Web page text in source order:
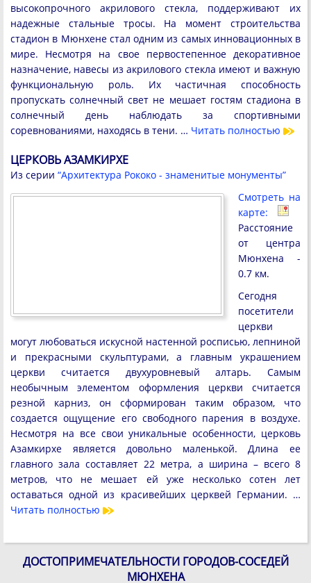
высокопрочного акрилового стекла, поддерживают их
надежные стальные тросы. На момент строительства
стадион в Мюнхене стал одним из самых инновационных в
мире. Несмотря на свое первостепенное декоративное
назначение, навесы из акрилового стекла имеют и важную
функциональную роль. Их частичная способность
пропускать солнечный свет не мешает гостям стадиона в
солнечный день наблюдать за спортивными
соревнованиями, находясь в тени. … Читать полностью
ЦЕРКОВЬ АЗАМКИРХЕ
Из серии “Архитектура Рококо - знаменитые монументы”
Смотреть на
карте:
Расстояние
от центра
Мюнхена -
0.7 км.
Сегодня
посетители
церкви
могут любоваться искусной настенной росписью, лепниной
и прекрасными скульптурами, а главным украшением
церкви считается двухуровневый алтарь. Самым
необычным элементом оформления церкви считается
резной карниз, он сформирован таким образом, что
создается ощущение его свободного парения в воздухе.
Несмотря на все свои уникальные особенности, церковь
Азамкирхе является довольно маленькой. Длина ее
главного зала составляет 22 метра, а ширина – всего 8
метров, что не мешает ей уже несколько сотен лет
оставаться одной из красивейших церквей Германии. …
Читать полностью
ДОСТОПРИМЕЧАТЕЛЬНОСТИ ГОРОДОВ-СОСЕДЕЙ
МЮНХЕНА